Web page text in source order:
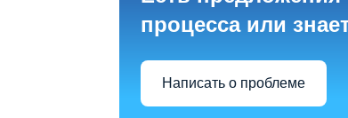
процесса или
Написать о проблеме